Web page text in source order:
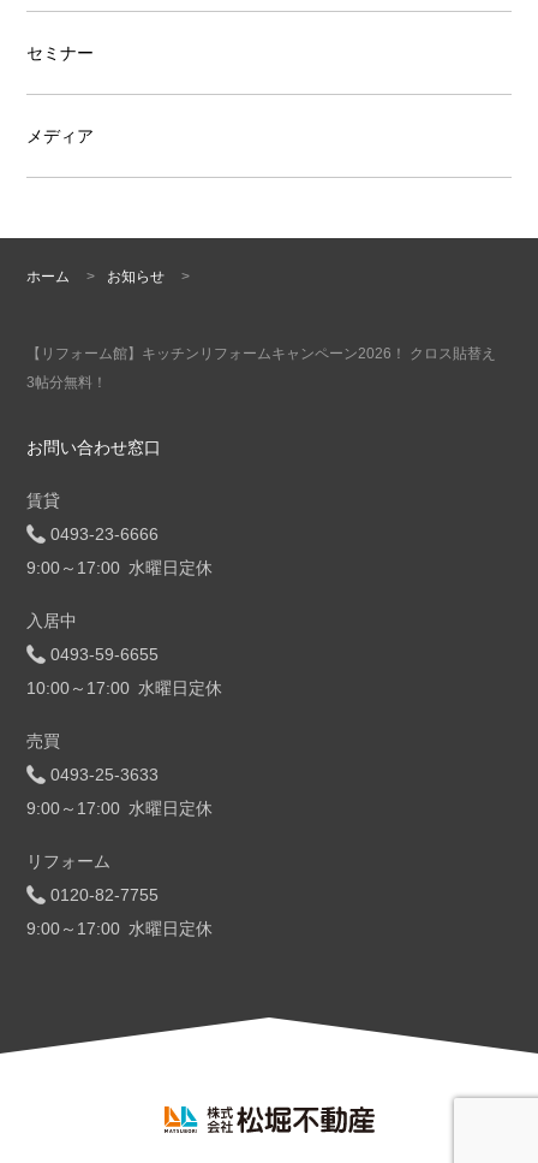
セミナー
メディア
ホーム > お知らせ >
【リフォーム館】キッチンリフォームキャンペーン2026！ クロス貼替え
3帖分無料！
お問い合わせ窓口
賃貸
0493-23-6666
9:00～17:00 水曜日定休
入居中
0493-59-6655
10:00～17:00 水曜日定休
売買
0493-25-3633
9:00～17:00 水曜日定休
リフォーム
0120-82-7755
9:00～17:00 水曜日定休